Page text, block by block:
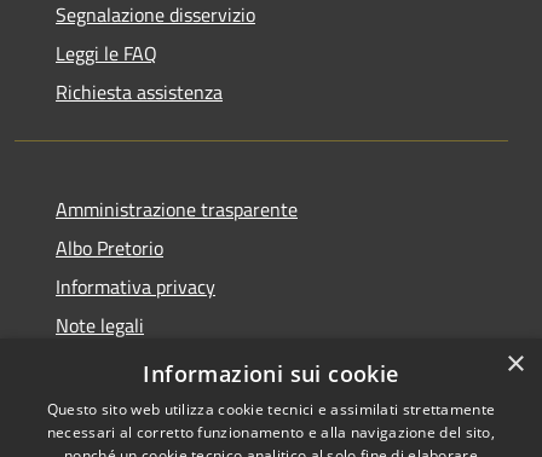
Segnalazione disservizio
Leggi le FAQ
Richiesta assistenza
Amministrazione trasparente
Albo Pretorio
Informativa privacy
Note legali
Dichiarazione di accessibilità
×
Informazioni sui cookie
Questo sito web utilizza cookie tecnici e assimilati strettamente
necessari al corretto funzionamento e alla navigazione del sito,